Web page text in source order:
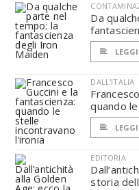
Da
LEGGI
DALL'ITALIA
quando
LEGGI
EDITORIA
storia